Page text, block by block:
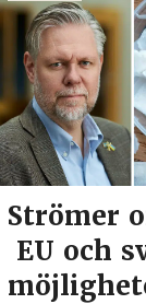
Strömer
EU och